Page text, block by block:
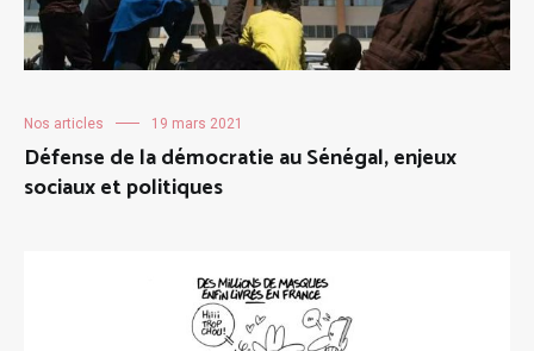
Nos articles 19 mars 2021
Défense de la démocratie au Sénégal, enjeux
sociaux et politiques